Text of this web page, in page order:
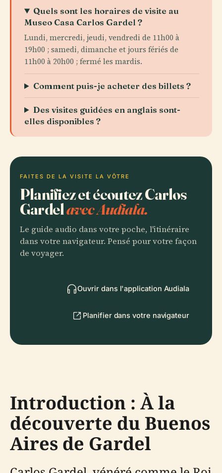
Quels sont les horaires de visite au
Museo Casa Carlos Gardel ?
Lundi, mercredi, jeudi, vendredi de 11h00 à
19h00 ; samedi, dimanche et jours fériés de
11h00 à 20h00 ; fermé les mardis.
Comment puis-je acheter des billets ?
Des visites guidées en anglais sont-
elles disponibles ?
FAITES DE LA VISITE LA VÔTRE
Planifiez et écoutez Carlos
Gardelavec Audiala.
Le guide audio dans votre poche, l'itinéraire
dans votre navigateur. Pensé pour votre façon
de voyager.
Ouvrir dans l'application Audiala
Planifier dans votre navigateur
Introduction : À la
découverte du Buenos
Aires de Gardel